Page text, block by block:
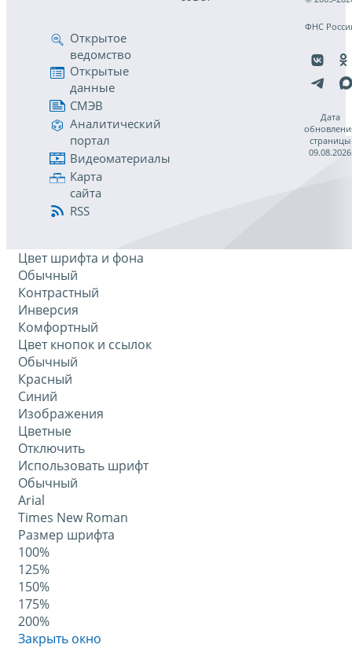
Открытое
ведомство
Открытые
данные
СМЭВ
Аналитический
портал
Видеоматериалы
Карта
сайта
RSS
ФНС
Дата
страницы
09.08.2026
Цвет шрифта и фона
Обычный
Контрастный
Инверсия
Комфортный
Цвет кнопок и ссылок
Обычный
Красный
Синий
Изображения
Цветные
Отключить
Использовать шрифт
Обычный
Arial
Times New Roman
Размер шрифта
100%
125%
150%
175%
200%
Закрыть окно